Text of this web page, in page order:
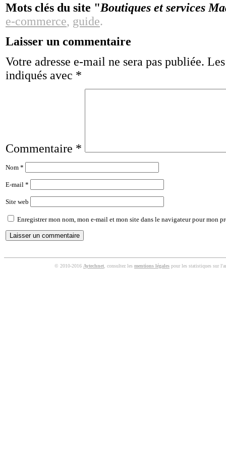
Mots clés du site "Boutiques et services
e-commerce, guide.
Laisser un commentaire
Votre adresse e-mail ne sera pas publiée.
indiqués avec *
Commentaire *
Nom *
E-mail *
Site web
Enregistrer mon nom, mon e-mail et mon site dans le navigateur pour mon
© 2010-2016 Aytechnet , consultez les mentions légales pour les statistiques sur